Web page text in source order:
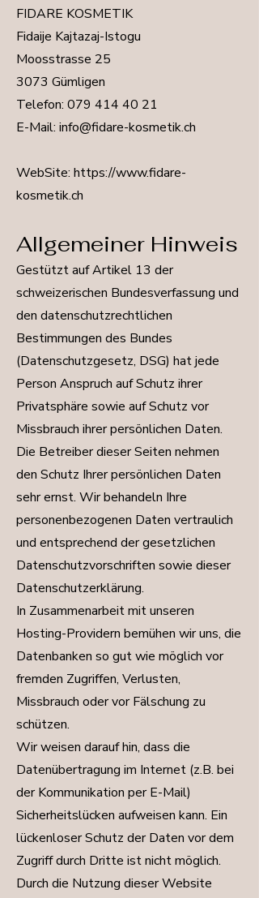
FIDARE KOSMETIK
Fidaije Kajtazaj-Istogu
Moosstrasse 25
3073 Gümligen
Telefon: 079 414 40 21
E-Mail: info@fidare-kosmetik.ch
WebSite: https://www.fidare-
kosmetik.ch
Allgemeiner Hinweis
Gestützt auf Artikel 13 der
schweizerischen Bundesverfassung und
den datenschutzrechtlichen
Bestimmungen des Bundes
(Datenschutzgesetz, DSG) hat jede
Person Anspruch auf Schutz ihrer
Privatsphäre sowie auf Schutz vor
Missbrauch ihrer persönlichen Daten.
Die Betreiber dieser Seiten nehmen
den Schutz Ihrer persönlichen Daten
sehr ernst. Wir behandeln Ihre
personenbezogenen Daten vertraulich
und entsprechend der gesetzlichen
Datenschutzvorschriften sowie dieser
Datenschutzerklärung.
In Zusammenarbeit mit unseren
Hosting-Providern bemühen wir uns, die
Datenbanken so gut wie möglich vor
fremden Zugriffen, Verlusten,
Missbrauch oder vor Fälschung zu
schützen.
Wir weisen darauf hin, dass die
Datenübertragung im Internet (z.B. bei
der Kommunikation per E-Mail)
Sicherheitslücken aufweisen kann. Ein
lückenloser Schutz der Daten vor dem
Zugriff durch Dritte ist nicht möglich.
Durch die Nutzung dieser Website